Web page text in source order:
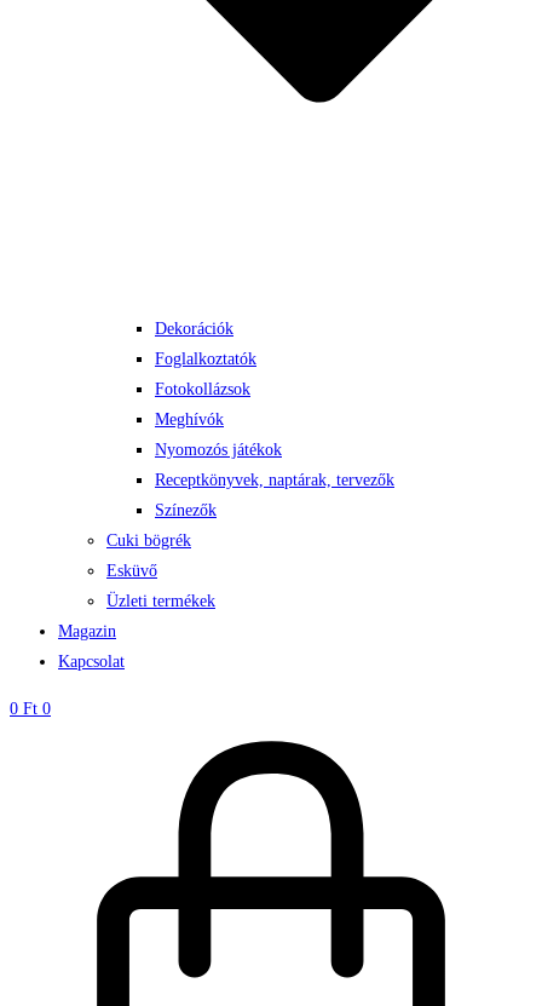
Dekorációk
Foglalkoztatók
Fotokollázsok
Meghívók
Nyomozós játékok
Receptkönyvek, naptárak, tervezők
Színezők
Cuki bögrék
Esküvő
Üzleti termékek
Magazin
Kapcsolat
0 Ft 0